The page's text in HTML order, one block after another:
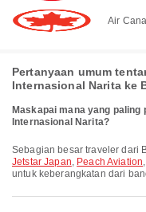
Air
Pertanyaan umum
Internasional Narita ke
Maskapai mana yang
Internasional Narita?
Sebagian besar traveler
Jetstar Japan, Peach Aviation
untuk keberangkatan dari